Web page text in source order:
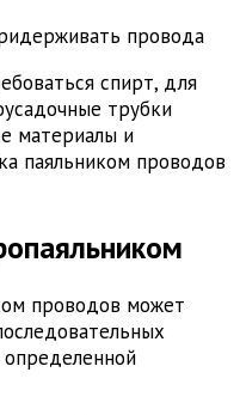
провода
спирт, для
трубки
материалы и
паяльником проводов
проводов может